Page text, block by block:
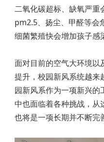
二氧化碳超标、缺氧严重
pm2.5、扬尘、甲醛等会
细菌繁殖快会增加孩子感
面对目前的空气大环境以
提升，校园新风系统越来
园新风系作为一项新兴的
中也面临着各种挑战，从
也将是一项长期并不断完